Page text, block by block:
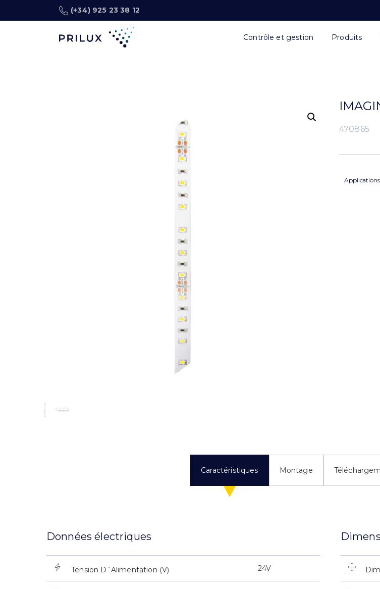
(+34) 925 23 38 12
Contrôle et gestion Produits
470865
Applications
Caractéristiques Montage
Données électriques
Tension D`Alimentation (V) 24V